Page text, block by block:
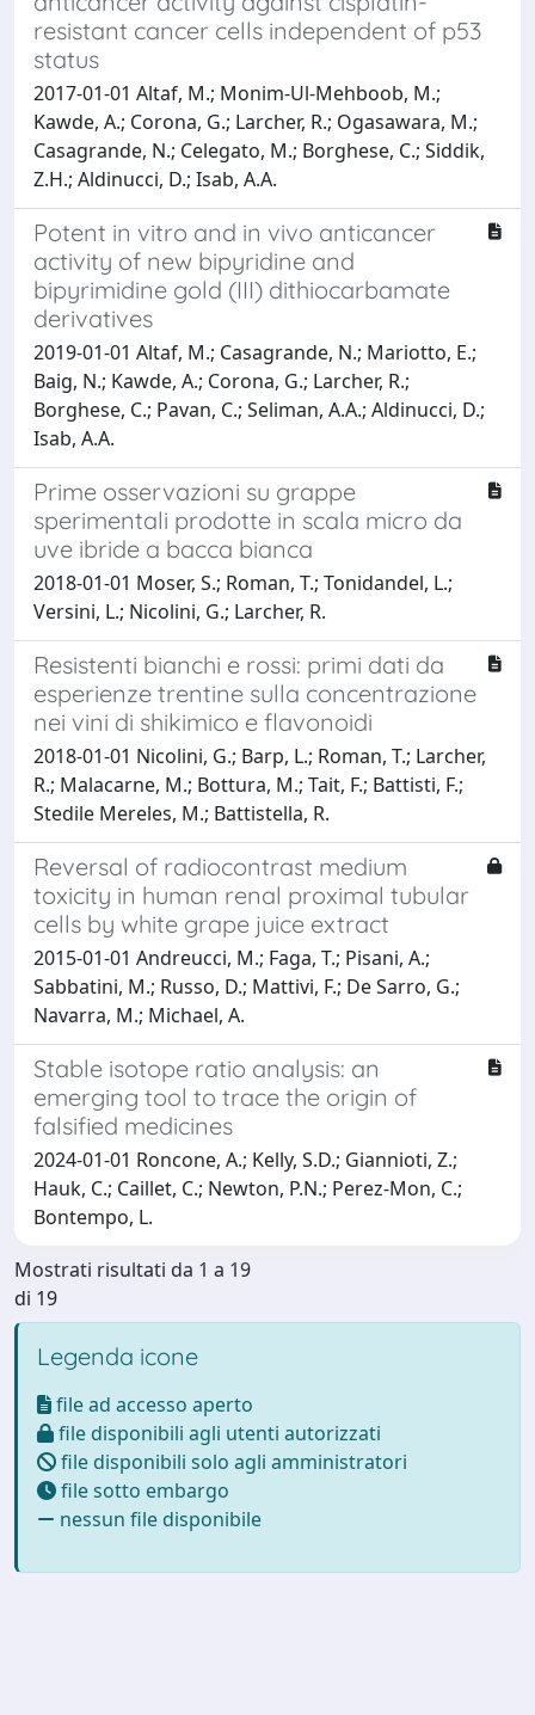
resistant cancer cells independent of p53
status
2017-01-01 Altaf, M.; Monim-Ul-Mehboob, M.;
Kawde, A.; Corona, G.; Larcher, R.; Ogasawara, M.;
Casagrande, N.; Celegato, M.; Borghese, C.; Siddik,
Z.H.; Aldinucci, D.; Isab, A.A.
Potent in vitro and in vivo anticancer
activity of new bipyridine and
bipyrimidine gold (III) dithiocarbamate
derivatives
2019-01-01 Altaf, M.; Casagrande, N.; Mariotto, E.;
Baig, N.; Kawde, A.; Corona, G.; Larcher, R.;
Borghese, C.; Pavan, C.; Seliman, A.A.; Aldinucci, D.;
Isab, A.A.
Prime osservazioni su grappe
sperimentali prodotte in scala micro da
uve ibride a bacca bianca
2018-01-01 Moser, S.; Roman, T.; Tonidandel, L.;
Versini, L.; Nicolini, G.; Larcher, R.
Resistenti bianchi e rossi: primi dati da
esperienze trentine sulla concentrazione
nei vini di shikimico e flavonoidi
2018-01-01 Nicolini, G.; Barp, L.; Roman, T.; Larcher,
R.; Malacarne, M.; Bottura, M.; Tait, F.; Battisti, F.;
Stedile Mereles, M.; Battistella, R.
Reversal of radiocontrast medium
toxicity in human renal proximal tubular
cells by white grape juice extract
2015-01-01 Andreucci, M.; Faga, T.; Pisani, A.;
Sabbatini, M.; Russo, D.; Mattivi, F.; De Sarro, G.;
Navarra, M.; Michael, A.
Stable isotope ratio analysis: an
emerging tool to trace the origin of
falsified medicines
2024-01-01 Roncone, A.; Kelly, S.D.; Giannioti, Z.;
Hauk, C.; Caillet, C.; Newton, P.N.; Perez-Mon, C.;
Bontempo, L.
Mostrati risultati da 1 a 19
di 19
Legenda icone
file ad accesso aperto
file disponibili agli utenti autorizzati
file disponibili solo agli amministratori
file sotto embargo
nessun file disponibile